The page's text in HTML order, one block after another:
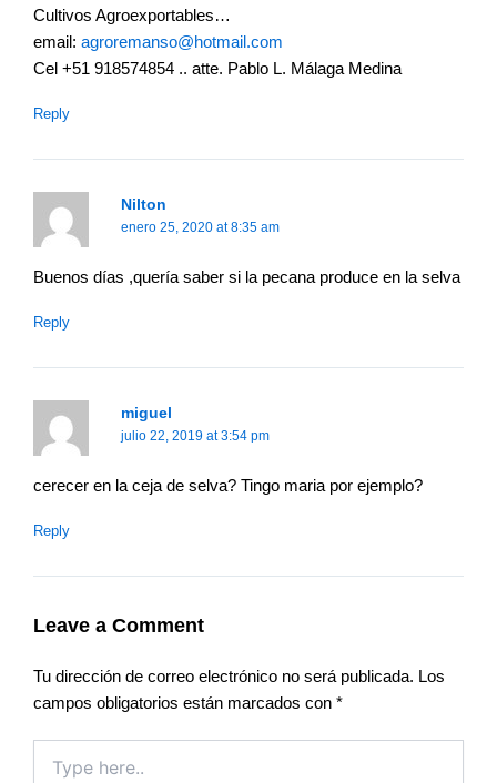
Cultivos Agroexportables…
email: agroremanso@hotmail.com
Cel +51 918574854 .. atte. Pablo L. Málaga Medina
Reply
Nilton
enero 25, 2020 at 8:35 am
Buenos días ,quería saber si la pecana produce en la selva
Reply
miguel
julio 22, 2019 at 3:54 pm
cerecer en la ceja de selva? Tingo maria por ejemplo?
Reply
Leave a Comment
Tu dirección de correo electrónico no será publicada. Los
campos obligatorios están marcados con *
here..